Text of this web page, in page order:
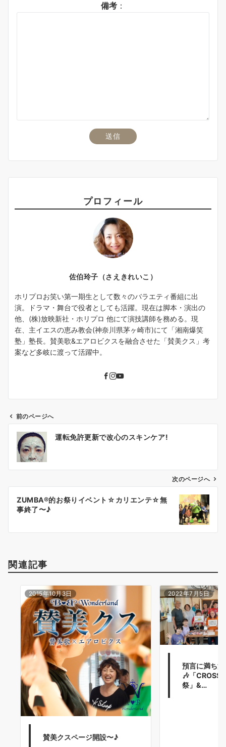
備考 ：
プロフィール
佐伯玲子（さえきれいこ）
ホリプロお笑い第一期生として数々のバラエティ番組に出
演。ドラマ・舞台で役者としても活躍。現在は脚本・演出の
他、(株)放映新社・ホリプロ 他にて演技講師を務める。現
在、主イエスの恵み教会(神奈川県茅ヶ崎市)にて「湘南爆笑
塾」塾長。賛美歌&エアロビクスを融合させた「賛美クス」考
案など多岐に渡って活躍中。
ビ
ン
前のページへ
運転免許更新で改心のスキンケア!
次のページへ
ZUMBA®的お祭りイベント☆カリエンテ☆無
事終了〜♪
関連記事
2015年10月3日
賛美クスページ開設〜♪
2022年7月5日
預言に満ち
🎶「CROSS
祭」&…